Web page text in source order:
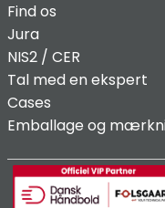
Find os
Jura
NIS2 / CER
Tal med en ekspert
Cases
Emballage og